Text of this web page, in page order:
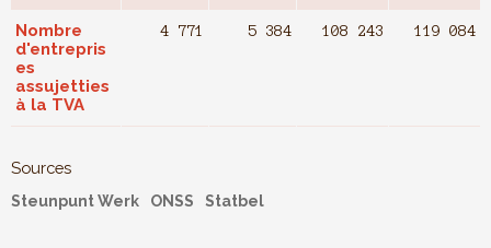
Nombre
d'entrepris
es
assujetties
à la TVA
4 771 5 384 108 243 119 084
Sources
Steunpunt Werk ONSS Statbel